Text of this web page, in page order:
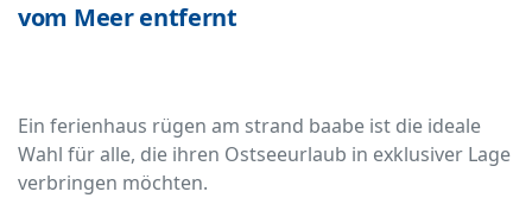
vom Meer entfernt
Ein ferienhaus rügen am strand baabe ist die ideale
Wahl für alle, die ihren Ostseeurlaub in exklusiver Lage
verbringen möchten.